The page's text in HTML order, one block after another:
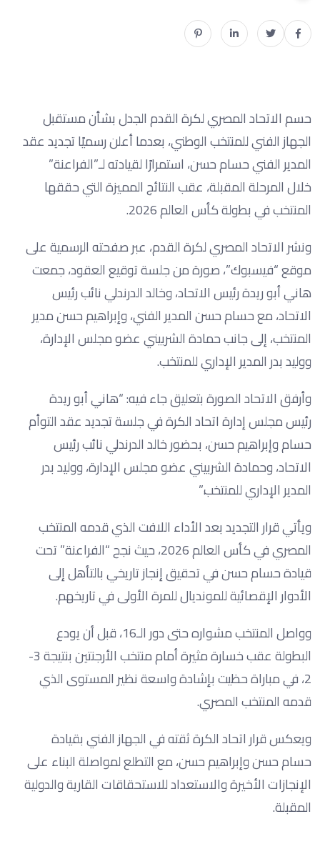
حسم الاتحاد المصري لكرة القدم الجدل بشأن مستقبل
الجهاز الفني للمنتخب الوطني، بعدما أعلن رسميًا تجديد عقد
المدير الفني حسام حسن، استمرارًا لقيادته لـ”الفراعنة”
خلال المرحلة المقبلة، عقب النتائج المميزة التي حققها
المنتخب في بطولة كأس العالم 2026.
ونشر الاتحاد المصري لكرة القدم، عبر صفحته الرسمية على
موقع “فيسبوك”، صورة من جلسة توقيع العقود، جمعت
هاني أبو ريدة رئيس الاتحاد، وخالد الدرندلي نائب رئيس
الاتحاد، مع حسام حسن المدير الفني، وإبراهيم حسن مدير
المنتخب، إلى جانب حمادة الشربيني عضو مجلس الإدارة،
ووليد بدر المدير الإداري للمنتخب.
وأرفق الاتحاد الصورة بتعليق جاء فيه: “هاني أبو ريدة
رئيس مجلس إدارة اتحاد الكرة في جلسة تجديد عقد التوأم
حسام وإبراهيم حسن، بحضور خالد الدرندلي نائب رئيس
الاتحاد، وحمادة الشربيني عضو مجلس الإدارة، ووليد بدر
المدير الإداري للمنتخب.”
ويأتي قرار التجديد بعد الأداء اللافت الذي قدمه المنتخب
المصري في كأس العالم 2026، حيث نجح “الفراعنة” تحت
قيادة حسام حسن في تحقيق إنجاز تاريخي بالتأهل إلى
الأدوار الإقصائية للمونديال للمرة الأولى في تاريخهم.
وواصل المنتخب مشواره حتى دور الـ16، قبل أن يودع
البطولة عقب خسارة مثيرة أمام منتخب الأرجنتين بنتيجة 3-
2، في مباراة حظيت بإشادة واسعة نظير المستوى الذي
قدمه المنتخب المصري.
ويعكس قرار اتحاد الكرة ثقته في الجهاز الفني بقيادة
حسام حسن وإبراهيم حسن، مع التطلع لمواصلة البناء على
الإنجازات الأخيرة والاستعداد للاستحقاقات القارية والدولية
المقبلة.